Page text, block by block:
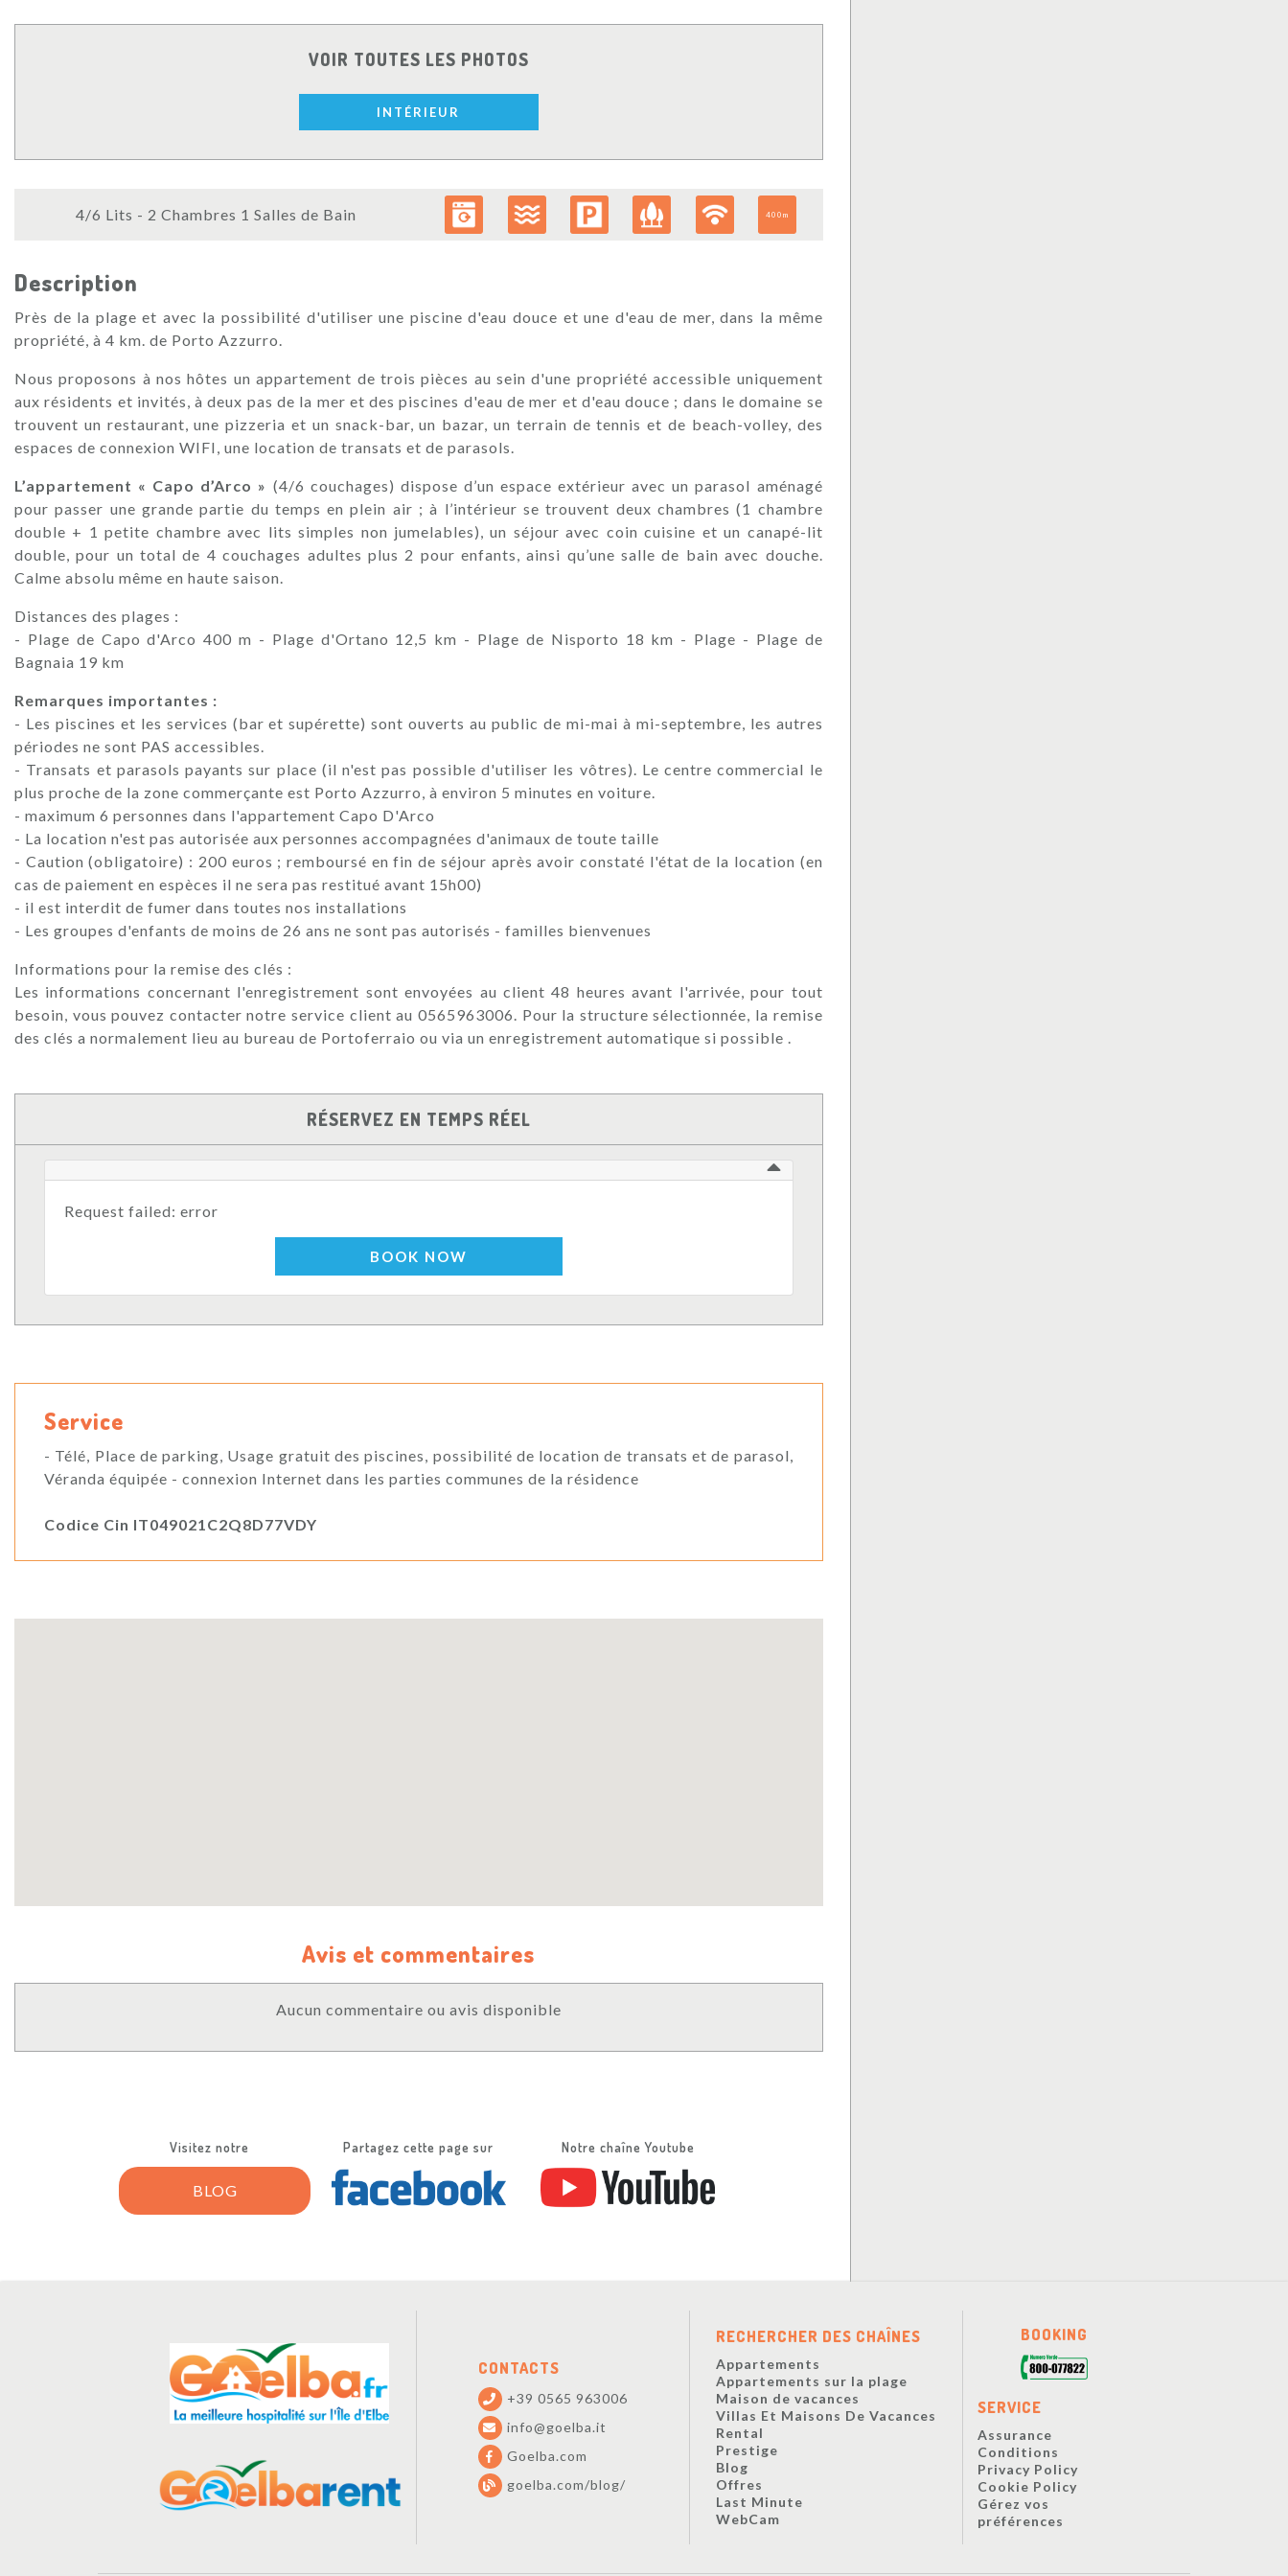
VOIR TOUTES LES PHOTOS
INTÉRIEUR
4/6 Lits - 2 Chambres 1 Salles de Bain 400m
Description
Près de la plage et avec la possibilité d'utiliser une piscine d'eau douce et une d'eau de mer, dans la même
propriété, à 4 km. de Porto Azzurro.
Nous proposons à nos hôtes un appartement de trois pièces au sein d'une propriété accessible uniquement
aux résidents et invités, à deux pas de la mer et des piscines d'eau de mer et d'eau douce ; dans le domaine se
trouvent un restaurant, une pizzeria et un snack-bar, un bazar, un terrain de tennis et de beach-volley, des
espaces de connexion WIFI, une location de transats et de parasols.
L’appartement « Capo d’Arco » (4/6 couchages) dispose d’un espace extérieur avec un parasol aménagé
pour passer une grande partie du temps en plein air ; à l’intérieur se trouvent deux chambres (1 chambre
double + 1 petite chambre avec lits simples non jumelables), un séjour avec coin cuisine et un canapé-lit
double, pour un total de 4 couchages adultes plus 2 pour enfants, ainsi qu’une salle de bain avec douche.
Calme absolu même en haute saison.
Distances des plages :
- Plage de Capo d'Arco 400 m - Plage d'Ortano 12,5 km - Plage de Nisporto 18 km - Plage - Plage de
Bagnaia 19 km
Remarques importantes :
- Les piscines et les services (bar et supérette) sont ouverts au public de mi-mai à mi-septembre, les autres
périodes ne sont PAS accessibles.
- Transats et parasols payants sur place (il n'est pas possible d'utiliser les vôtres). Le centre commercial le
plus proche de la zone commerçante est Porto Azzurro, à environ 5 minutes en voiture.
- maximum 6 personnes dans l'appartement Capo D'Arco
- La location n'est pas autorisée aux personnes accompagnées d'animaux de toute taille
- Caution (obligatoire) : 200 euros ; remboursé en fin de séjour après avoir constaté l'état de la location (en
cas de paiement en espèces il ne sera pas restitué avant 15h00)
- il est interdit de fumer dans toutes nos installations
- Les groupes d'enfants de moins de 26 ans ne sont pas autorisés - familles bienvenues
Informations pour la remise des clés :
Les informations concernant l'enregistrement sont envoyées au client 48 heures avant l'arrivée, pour tout
besoin, vous pouvez contacter notre service client au 0565963006. Pour la structure sélectionnée, la remise
des clés a normalement lieu au bureau de Portoferraio ou via un enregistrement automatique si possible .
RÉSERVEZ EN TEMPS RÉEL
Request failed: error
BOOK NOW
Service
- Télé, Place de parking, Usage gratuit des piscines, possibilité de location de transats et de parasol,
Véranda équipée - connexion Internet dans les parties communes de la résidence
Codice Cin IT049021C2Q8D77VDY
Avis et commentaires
Aucun commentaire ou avis disponible
Visitez notre
BLOG
Partagez cette page sur Notre chaîne Youtube
CONTACTS
+39 0565 963006
info@goelba.it
Goelba.com
goelba.com/blog/
RECHERCHER DES CHAÎNES
Appartements
Appartements sur la plage
Maison de vacances
Villas Et Maisons De Vacances
Rental
Prestige
Blog
Offres
Last Minute
WebCam
BOOKING
SERVICE
Assurance
Conditions
Privacy Policy
Cookie Policy
Gérez vos
préférences